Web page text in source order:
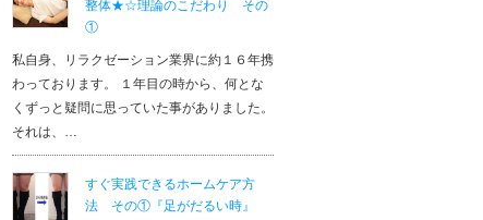
整体★☆理論のこだわり その
①
私自身、リラクゼーション業界に約１６年携
わっております。 １年目の時から、何とな
くずっと疑問に思っていた事がありました。
それは、…
すぐ実践できるホームケア方
法 その①『足がだるい時』